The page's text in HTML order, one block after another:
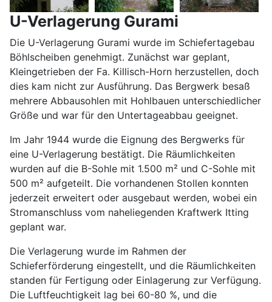
U-Verlagerung Gurami
Die U-Verlagerung Gurami wurde im Schiefertagebau
Böhlscheiben genehmigt. Zunächst war geplant,
Kleingetrieben der Fa. Killisch-Horn herzustellen, doch
dies kam nicht zur Ausführung. Das Bergwerk besaß
mehrere Abbausohlen mit Hohlbauen unterschiedlicher
Größe und war für den Untertageabbau geeignet.
Im Jahr 1944 wurde die Eignung des Bergwerks für
eine U-Verlagerung bestätigt. Die Räumlichkeiten
wurden auf die B-Sohle mit 1.500 m² und C-Sohle mit
500 m² aufgeteilt. Die vorhandenen Stollen konnten
jederzeit erweitert oder ausgebaut werden, wobei ein
Stromanschluss vom naheliegenden Kraftwerk Itting
geplant war.
Die Verlagerung wurde im Rahmen der
Schieferförderung eingestellt, und die Räumlichkeiten
standen für Fertigung oder Einlagerung zur Verfügung.
Die Luftfeuchtigkeit lag bei 60-80 %, und die